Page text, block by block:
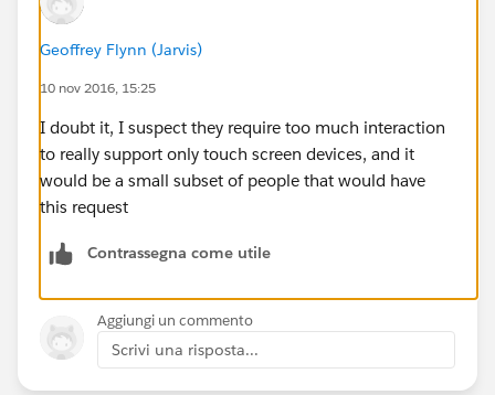
Geoffrey Flynn (Jarvis)
10 nov 2016, 15:25
I doubt it, I suspect they require too much interaction
to really support only touch screen devices, and it
would be a small subset of people that would have
this request
Contrassegna come utile
Aggiungi un commento
Scrivi una risposta...